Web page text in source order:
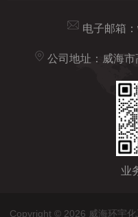
电子邮箱：
公司地址：威海
业
Copyright © 2026 威海环宇